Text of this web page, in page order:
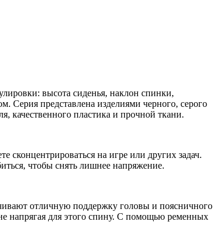
высота сиденья, наклон спинки,
представлена изделиями черного, серого
качественного пластика и прочной ткани.
на игре или других задач.
чтобы снять лишнее напряжение.
отличную поддержку головы и поясничного
напрягая для этого спину. С помощью ременных